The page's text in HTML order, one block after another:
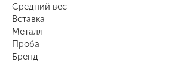
Средний вес
Вставка
Металл
Проба
Бренд